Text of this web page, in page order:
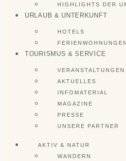
HIGHLIGHTS DER
URLAUB & UNTERKUNFT
HOTELS
FERIENWOHNUNGEN
TOURISMUS & SERVICE
VERANSTALTUNGEN
AKTUELLES
INFOMATERIAL
MAGAZINE
PRESSE
UNSERE PARTNER
AKTIV & NATUR
WANDERN